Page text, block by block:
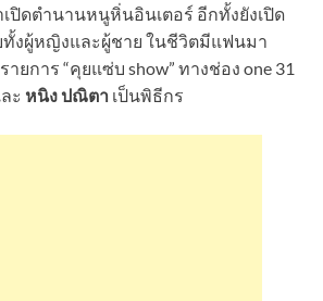
ปิดตำนานหนูหิ่นอินเตอร์ อีกทั้งยังเปิด
ทั้งผู้หญิงและผู้ชาย ในชีวิตมีแฟนมา
ยการ “คุยแซ่บ show” ทางช่อง one 31
ะ หนิง ปณิตา เป็นพิธีกร